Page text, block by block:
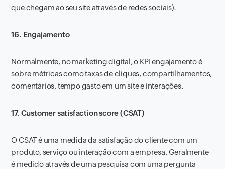
que chegam ao seu site através de redes sociais).
16. Engajamento
Normalmente, no marketing digital, o KPI engajamento é
sobre métricas como taxas de cliques, compartilhamentos,
comentários, tempo gasto em um site e interações.
17. Customer satisfaction score (CSAT)
O CSAT é uma medida da satisfação do cliente com um
produto, serviço ou interação com a empresa. Geralmente
é medido através de uma pesquisa com uma pergunta